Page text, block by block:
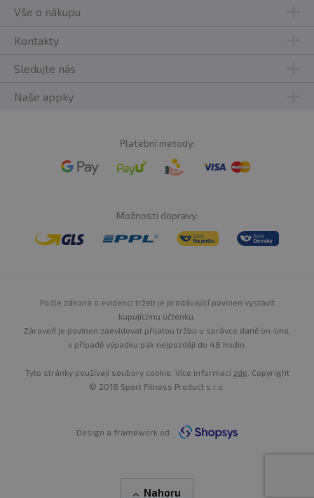
Taurine, caffeine, glucuronolactone
filtrovaná sýtená voda, umělá karamelová příchuť /
sorbát draselný, sukralosa, inositol
Vše o nákupu
Kontakty
Sledujte nás
Naše appky
Platební metody:
Možnosti dopravy:
Podle zákona o evidenci tržeb je prodávající povinen vystavit
kupujícímu účtenku.
Zároveň je povinen zaevidovat přijatou tržbu u správce daně on-line,
v případě výpadku pak nejpozději do 48 hodin.
Tyto stránky používají soubory cookie. Více informací zde . Copyright
© 2018 Sport Fitness Product s.r.o.
Design a framework od
Nahoru